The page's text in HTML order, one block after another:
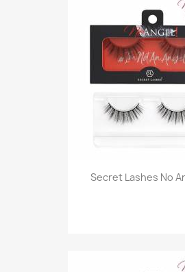
Secret Lashes No